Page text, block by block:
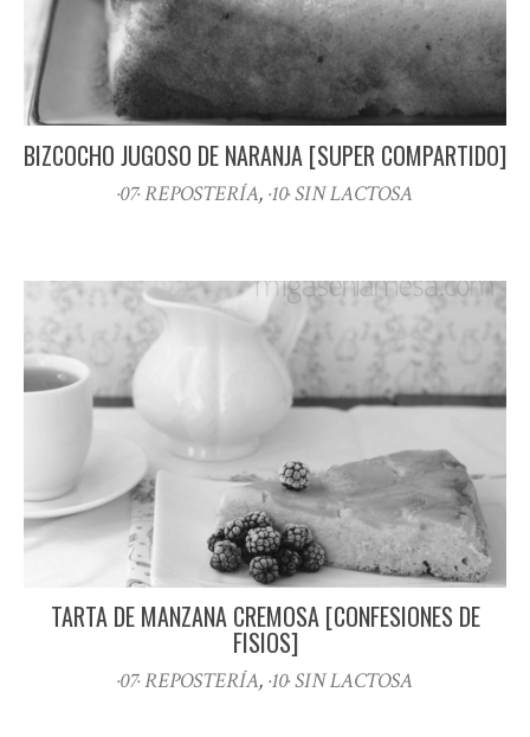
BIZCOCHO JUGOSO DE NARANJA [SUPER COMPARTIDO]
·07· REPOSTERÍA, ·10· SIN LACTOSA
TARTA DE MANZANA CREMOSA [CONFESIONES DE
FISIOS]
·07· REPOSTERÍA, ·10· SIN LACTOSA